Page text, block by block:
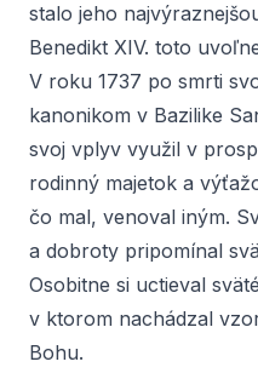
stalo jeho
Benedikt XIV. toto
V roku 1737 po smrti
kanonikom v Bazilike
svoj vplyv využil v
rodinný majetok a
čo mal, venoval iným.
a dobroty pripomínal
Osobitne si uctieval
v ktorom nachádzal
Bohu.